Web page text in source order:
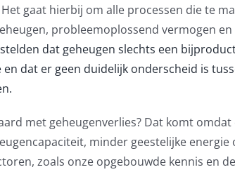
Het gaat hierbij om alle processen die te
probleemoplossend vermogen en
dat geheugen slechts een
dat er geen duidelijk onderscheid is
met geheugenverlies? Dat komt omdat
minder geestelijke energie
zoals onze opgebouwde kennis en de